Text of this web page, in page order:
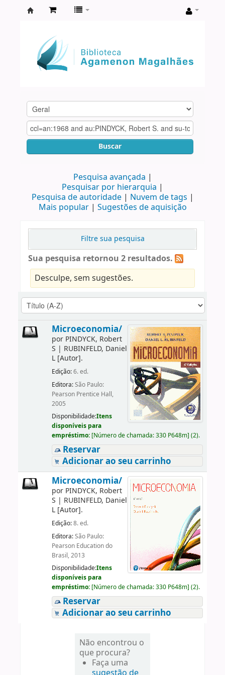
Agamenon
Magalhães
Buscar
Pesquisa avançada
Pesquisar por hierarquia
Pesquisa de autoridade
Nuvem de tags
Mais popular
Sugestões de aquisição
Filtre sua pesquisa
Sua pesquisa retornou 2 resultados.
Desculpe, sem sugestões.
Microeconomia/
por PINDYCK, Robert
S | RUBINFELD, Daniel
L[Autor].
Edição:6. ed.
Editora:São Paulo:
Pearson Prentice Hall,
2005
Disponibilidade:Itens
disponíveis para
empréstimo: [Número de chamada:330 P648m] (2).
Reservar
Adicionar ao seu carrinho
Microeconomia/
por PINDYCK, Robert
S | RUBINFELD, Daniel
L[Autor].
Edição:8. ed.
Editora:São Paulo:
Pearson Education do
Brasil, 2013
Disponibilidade:Itens
disponíveis para
empréstimo: [Número de chamada:330 P648m] (2).
Reservar
Adicionar ao seu carrinho
Não encontrou o
que procura?
Faça uma